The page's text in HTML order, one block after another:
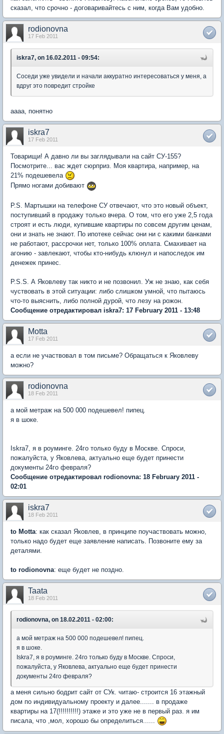
сказал, что срочно - договаривайтесь с ним, когда Вам удобно.
rodionovna
17 Feb 2011
iskra7, on 16.02.2011 - 09:54:
Соседи уже увидели и начали аккуратно интересоваться у меня, а
вдруг это повредит стройке
аааа, понятно
iskra7
17 Feb 2011
Товарищи! А давно ли вы заглядывали на сайт СУ-155?
Посмотрите... вас ждет сюрприз. Моя квартира, например, на
21% подешевела
Прямо ногами добивают
P.S. Мартышки на телефоне СУ отвечают, что это новый объект,
поступивший в продажу только вчера. О том, что его уже 2,5 года
строят и есть люди, купившие квартиры по совсем другим ценам,
они и знать не знают. По ипотеке сейчас они ни с какими банками
не работают, рассрочки нет, только 100% оплата. Смахивает на
агонию - завлекают, чтобы кто-нибудь клюнул и напоследок им
денежек принес.
P.S.S. А Яковлеву так никто и не позвонил. Уж не знаю, как себя
чуствовать в этой ситуации: либо слишком умной, что пытаюсь
что-то выяснить, либо полной дурой, что лезу на рожон.
Сообщение отредактировал iskra7: 17 February 2011 - 13:48
Motta
17 Feb 2011
а если не участвовал в том письме? Обращаться к Яковлеву
можно?
rodionovna
18 Feb 2011
а мой метраж на 500 000 подешевел! пипец.
я в шоке.
Iskra7, я в роуминге. 24го только буду в Москве. Спроси,
пожалуйста, у Яковлева, актуально еще будет принести
документы 24го февраля?
Сообщение отредактировал rodionovna: 18 February 2011 -
02:01
iskra7
18 Feb 2011
to Motta: как сказал Яковлев, в принципе поучаствовать можно,
только надо будет еще заявление написать. Позвоните ему за
деталями.
to rodionovna: еще будет не поздно.
Taata
18 Feb 2011
rodionovna, on 18.02.2011 - 02:00:
а мой метраж на 500 000 подешевел! пипец.
я в шоке.
Iskra7, я в роуминге. 24го только буду в Москве. Спроси,
пожалуйста, у Яковлева, актуально еще будет принести
документы 24го февраля?
а меня сильно бодрит сайт от СУк. читаю- строится 16 этажный
дом по индивидуальному проекту и далее....... в продаже
квартиры на 17(!!!!!!!!!!) этаже и это уже не в первый раз. я им
писала, что ,мол, хорошо бы определиться......